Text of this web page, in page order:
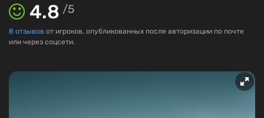
4.8 /5
8 отзывов от игроков, опубликованных после авторизации по почте
или через соцсети.